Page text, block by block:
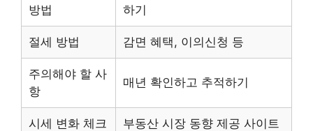
방법
하기
절세 방법 감면 혜택, 이의신청 등
주의해야 할 사
항
매년 확인하고 추적하기
시세 변화 체크
부동산 시장 동향 제공 사이트